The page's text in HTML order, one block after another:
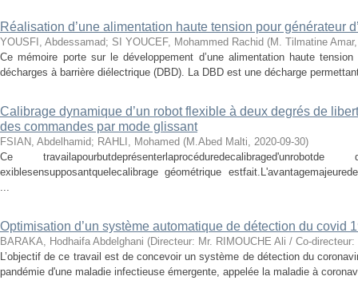
Réalisation d’une alimentation haute tension pour générateur
YOUSFI, Abdessamad; SI YOUCEF, Mohammed Rachid (M. Tilmatine Amar
Ce mémoire porte sur le développement d’une alimentation haute
décharges à barrière diélectrique (DBD). La DBD est une décharge
Calibrage dynamique d’un robot flexible à deux degrés de
des commandes par mode glissant
FSIAN, Abdelhamid; RAHLI, Mohamed (M.Abed Malti, 2020-09-30)
Ce
exiblesensupposantquelecalibrage géométrique
...
Optimisation d’un système automatique de détection du covid
BARAKA, Hodhaifa Abdelghani (Directeur: Mr. RIMOUCHE Ali / Co-
L’objectif de ce travail est de concevoir un système de détection du
pandémie d'une maladie infectieuse émergente, appelée la maladie à